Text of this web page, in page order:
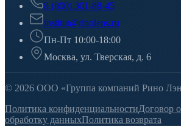
8 (800) 301-88-45
institut@rinolens.ru
Пн-Пт 10:00-18:00
Москва, ул. Тверская, д. 6
© 2026 ООО «Группа компаний Рино
Политика конфиденциальностиДоговор
обработку данныхПолитика возврата